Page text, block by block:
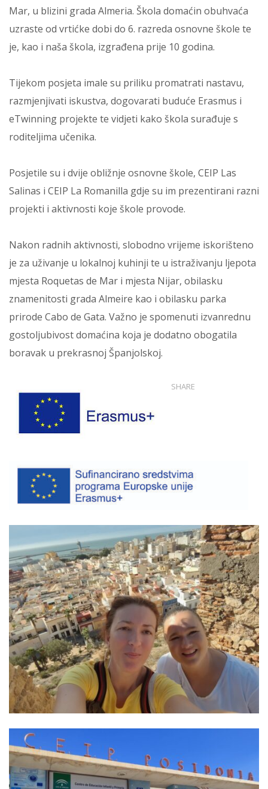
Mar, u blizini grada Almeria. Škola domaćin obuhvaća
uzraste od vrtićke dobi do 6. razreda osnovne škole te
je, kao i naša škola, izgrađena prije 10 godina.
Tijekom posjeta imale su priliku promatrati nastavu,
razmjenjivati iskustva, dogovarati buduće Erasmus i
eTwinning projekte te vidjeti kako škola surađuje s
roditeljima učenika.
Posjetile su i dvije obližnje osnovne škole, CEIP Las
Salinas i CEIP La Romanilla gdje su im prezentirani razni
projekti i aktivnosti koje škole provode.
Nakon radnih aktivnosti, slobodno vrijeme iskorišteno
je za uživanje u lokalnoj kuhinji te u istraživanju ljepota
mjesta Roquetas de Mar i mjesta Nijar, obilasku
znamenitosti grada Almeire kao i obilasku parka
prirode Cabo de Gata. Važno je spomenuti izvanrednu
gostoljubivost domaćina koja je dodatno obogatila
boravak u prekrasnoj Španjolskoj.
SHARE